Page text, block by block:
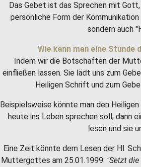
Das Gebet ist das Sprechen mit
persönliche Form der
sondern auch
Wie kann man eine Stunde
Indem wir die Botschaften der
einfließen lassen. Sie lädt uns zum
Heiligen Schrift und zum
Beispielsweise könnte man den
heute ins Leben sprechen soll,
lesen und sie
Eine Zeit könnte dem Lesen der Hl.
Muttergottes am 25.01.1999: "Setzt